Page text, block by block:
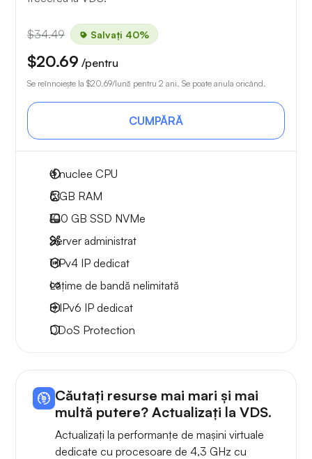
$34.49 Salvați 40%
$20.69 /pentru
Se reînnoiește la $20.69/lună pentru 2 ani. Se poate anula oricând.
CUMPĂRĂ
4nuclee CPU
6 GB RAM
100 GB SSD NVMe
Server administrat
1 IPv4 IP dedicat
Lățime de bandă nelimitată
8 IPv6 IP dedicat
DDoS Protection
Căutați resurse mai mari și mai
multă putere? Actualizați la VDS.
Actualizați la performanțe de mașini virtuale
dedicate cu procesoare de 4,3 GHz cu